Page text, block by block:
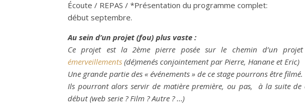
Écoute / REPAS / *Présentation du programme complet:
début septembre.
Au sein d’un projet (fou) plus vaste :
Ce projet est la 2ème pierre posée sur le chemin d’un
émerveillements (dé)menés conjointement par Pierre, Hanane et Eric)
Une grande partie des « événements » de ce stage pourrons être filmé.
Ils pourront alors servir de matière première, ou pas, à la suite de
début (web serie ? Film ? Autre ? …)